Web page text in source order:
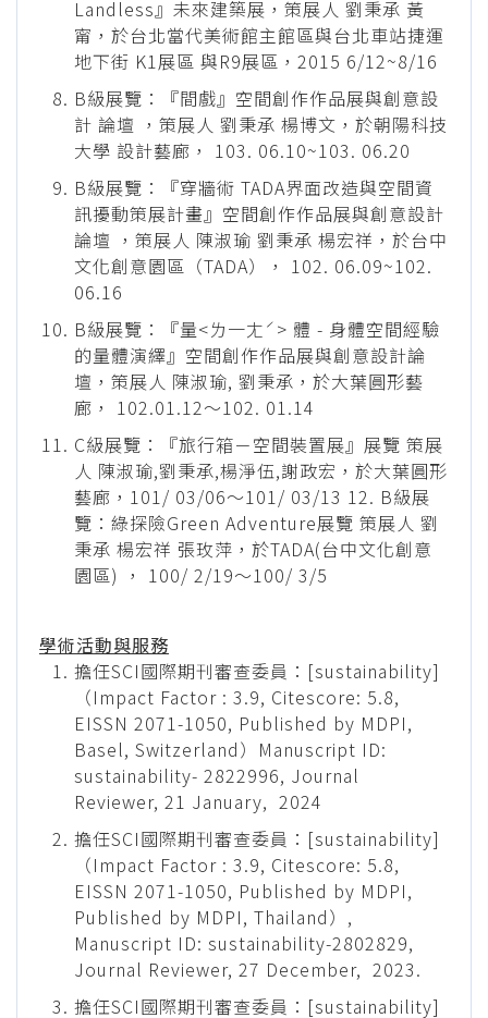
Landless』未來建築展，策展人 劉秉承 黃
甯，於台北當代美術館主館區與台北車站捷運
地下街 K1展區 與R9展區，2015 6/12~8/16
B級展覽：『間戲』空間創作作品展與創意設
計 論壇 ，策展人 劉秉承 楊博文，於朝陽科技
大學 設計藝廊， 103. 06.10~103. 06.20
B級展覽：『穿牆術 TADA界面改造與空間資
訊擾動策展計畫』空間創作作品展與創意設計
論壇 ，策展人 陳淑瑜 劉秉承 楊宏祥，於台中
文化創意園區（TADA）， 102. 06.09~102.
06.16
B級展覽：『量<ㄌ一ㄤˊ> 體 - 身體空間經驗
的量體演繹』空間創作作品展與創意設計論
壇，策展人 陳淑瑜, 劉秉承，於大葉圓形藝
廊， 102.01.12～102. 01.14
C級展覽：『旅行箱－空間裝置展』展覽 策展
人 陳淑瑜,劉秉承,楊淨伍,謝政宏，於大葉圓形
藝廊，101/ 03/06～101/ 03/13 12. B級展
覽：綠探險Green Adventure展覽 策展人 劉
秉承 楊宏祥 張玫萍，於TADA(台中文化創意
園區) ， 100/ 2/19～100/ 3/5
學術活動與服務
擔任SCI國際期刊審查委員：[sustainability]
（Impact Factor : 3.9, Citescore: 5.8,
EISSN 2071-1050, Published by MDPI,
Basel, Switzerland）Manuscript ID:
sustainability- 2822996, Journal
Reviewer, 21 January, 2024
擔任SCI國際期刊審查委員：[sustainability]
（Impact Factor : 3.9, Citescore: 5.8,
EISSN 2071-1050, Published by MDPI,
Published by MDPI, Thailand）,
Manuscript ID: sustainability-2802829,
Journal Reviewer, 27 December, 2023.
擔任SCI國際期刊審查委員：[sustainability]